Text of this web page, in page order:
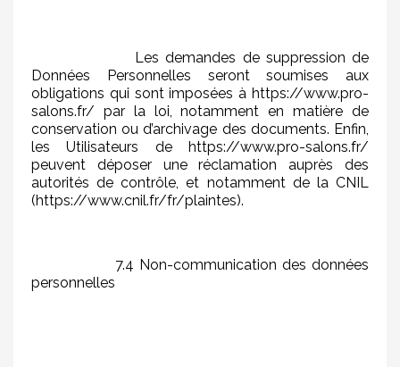
Les demandes de suppression de
Données Personnelles seront soumises aux
obligations qui sont imposées à https://www.pro-
salons.fr/ par la loi, notamment en matière de
conservation ou d’archivage des documents. Enfin,
les Utilisateurs de https://www.pro-salons.fr/
peuvent déposer une réclamation auprès des
autorités de contrôle, et notamment de la CNIL
(https://www.cnil.fr/fr/plaintes).
7.4 Non-communication des données
personnelles